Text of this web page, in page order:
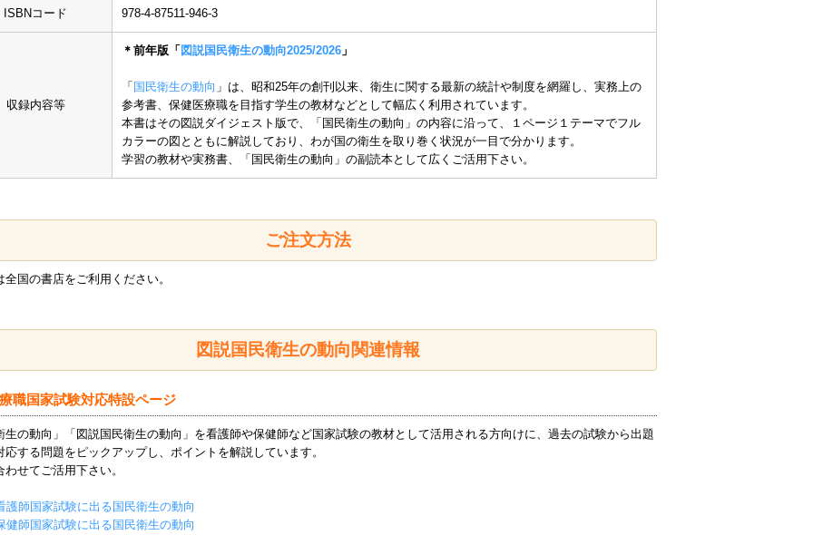
ISBNコード 978-4-87511-946-3
収録内容等
＊前年版「 図説国民衛生の動向2025/2026 」
「 国民衛生の動向 」は、昭和25年の創刊以来、衛生に関する最新の統計や制度を網羅し、実務上の
参考書、保健医療職を目指す学生の教材などとして幅広く利用されています。
本書はその図説ダイジェスト版で、「国民衛生の動向」の内容に沿って、１ページ１テーマでフル
カラーの図とともに解説しており、わが国の衛生を取り巻く状況が一目で分かります。
学習の教材や実務書、「国民衛生の動向」の副読本として広くご活用下さい。
ご注文方法
全国の書店をご利用ください。
図説国民衛生の動向関連情報
職国家試験対応特設ページ
生の動向」「図説国民衛生の動向」を看護師や保健師など国家試験の教材として活用される方向けに、過去の試験から出題
応する問題をピックアップし、ポイントを解説しています。
わせてご活用下さい。
護師国家試験に出る国民衛生の動向
健師国家試験に出る国民衛生の動向